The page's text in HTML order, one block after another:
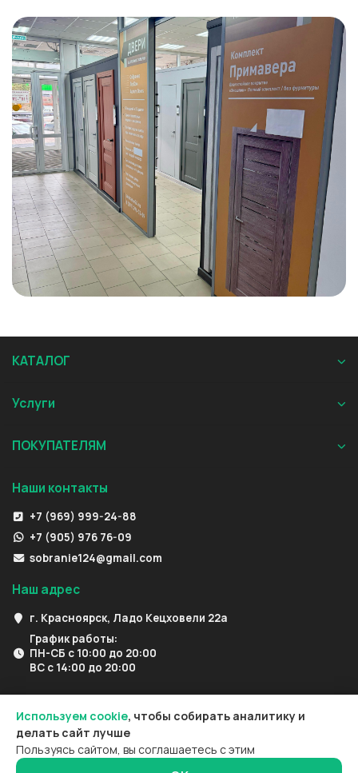
КАТАЛОГ
Услуги
ПОКУПАТЕЛЯМ
Наши контакты
+7 (969) 999-24-88
+7 (905) 976 76-09
sobranie124@gmail.com
Наш адрес
г. Красноярск, Ладо Кецховели 22а
График работы:
ПН-СБ с 10:00 до 20:00
ВС с 14:00 до 20:00
Используем cookie, чтобы собирать аналитику и
делать сайт лучше
Пользуясь сайтом, вы соглашаетесь с этим